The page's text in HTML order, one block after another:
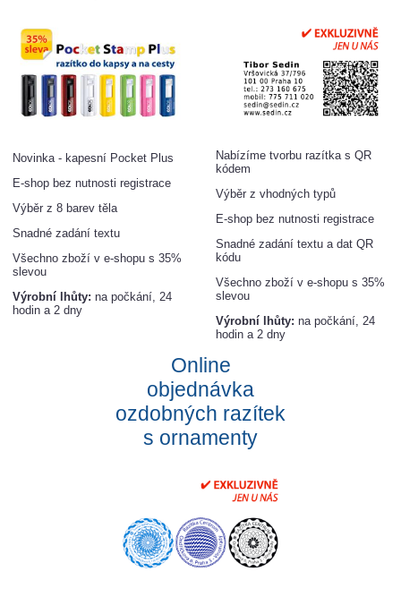
Novinka - kapesní Pocket Plus
E-shop bez nutnosti registrace
Výběr z 8 barev těla
Snadné zadání textu
Všechno zboží v e-shopu s 35%
slevou
Výrobní lhůty: na počkání, 24
hodin a 2 dny
Nabízíme tvorbu razítka s QR
kódem
Výběr z vhodných typů
E-shop bez nutnosti registrace
Snadné zadání textu a dat QR
kódu
Všechno zboží v e-shopu s 35%
slevou
Výrobní lhůty: na počkání, 24
hodin a 2 dny
Online
objednávka
ozdobných razítek
s ornamenty